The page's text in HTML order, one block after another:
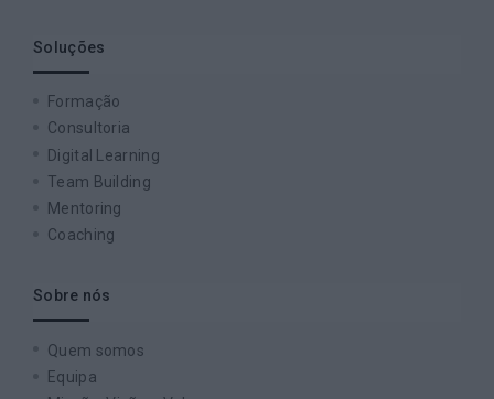
Soluções
Formação
Consultoria
Digital Learning
Team Building
Mentoring
Coaching
Sobre nós
Quem somos
Equipa